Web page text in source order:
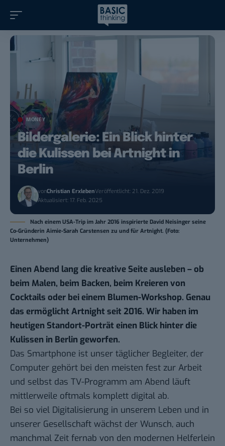
MONEY
Bildergalerie: Ein Blick hinter
die Kulissen bei Artnight in
Berlin
vonChristian ErxlebenVeröffentlicht: 21. Dez. 2019
Aktualisiert: 17. Feb. 2025
Nach einem USA-Trip im Jahr 2016 inspirierte David Neisinger seine
Co-Gründerin Aimie-Sarah Carstensen zu und für Artnight. (Foto:
Unternehmen)
Einen Abend lang die kreative Seite ausleben – ob
beim Malen, beim Backen, beim Kreieren von
Cocktails oder bei einem Blumen-Workshop. Genau
das ermöglicht Artnight seit 2016. Wir haben im
heutigen Standort-Porträt einen Blick hinter die
Kulissen in Berlin geworfen.
Das Smartphone ist unser täglicher Begleiter, der
Computer gehört bei den meisten fest zur Arbeit
und selbst das TV-Programm am Abend läuft
mittlerweile oftmals komplett digital ab.
Bei so viel Digitalisierung in unserem Leben und in
unserer Gesellschaft wächst der Wunsch, auch
manchmal Zeit fernab von den modernen Helferlein